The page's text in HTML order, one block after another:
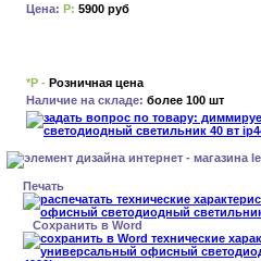
Цена: Р: 5900 руб
*Р - Розничная цена
Наличие на складе: более 100 шт
Печать
Сохранить в Word